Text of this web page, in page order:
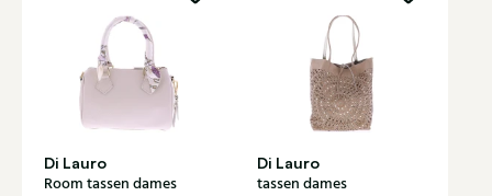
Di Lauro
Room tassen dames
Di Lauro
tassen dames